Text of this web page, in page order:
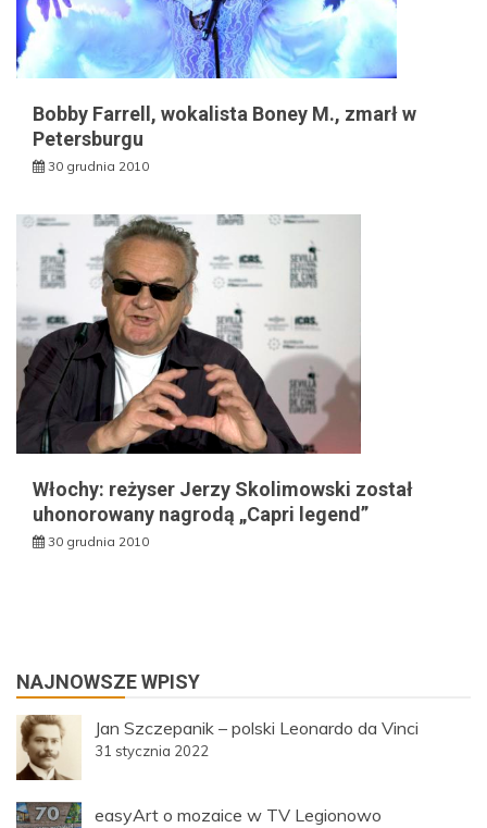
Bobby Farrell, wokalista Boney M., zmarł w
Petersburgu
30 grudnia 2010
Włochy: reżyser Jerzy Skolimowski został
uhonorowany nagrodą „Capri legend”
30 grudnia 2010
NAJNOWSZE WPISY
Jan Szczepanik – polski Leonardo da Vinci
31 stycznia 2022
easyArt o mozaice w TV Legionowo